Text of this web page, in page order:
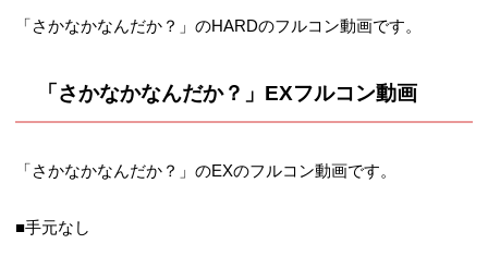
「さかなかなんだか？」のHARDのフルコン動画です。
「さかなかなんだか？」EXフルコン動画
「さかなかなんだか？」のEXのフルコン動画です。
■手元なし